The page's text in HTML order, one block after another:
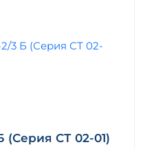
(Серия СТ 02-01)